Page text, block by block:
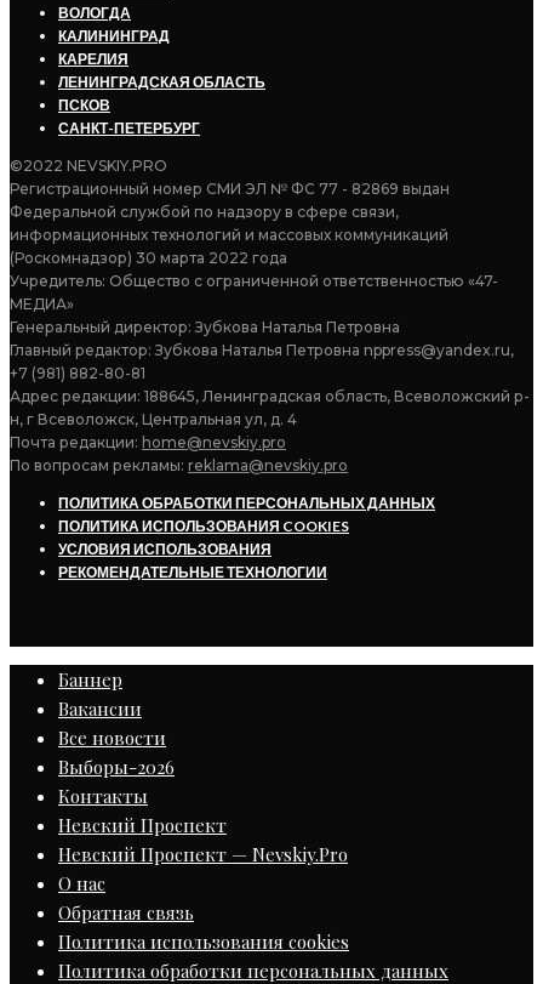
ВОЛОГДА
КАЛИНИНГРАД
КАРЕЛИЯ
ЛЕНИНГРАДСКАЯ ОБЛАСТЬ
ПСКОВ
САНКТ-ПЕТЕРБУРГ
©2022 NEVSKIY.PRO
Регистрационный номер СМИ ЭЛ № ФС 77 - 82869 выдан
Федеральной службой по надзору в сфере связи,
информационных технологий и массовых коммуникаций
(Роскомнадзор) 30 марта 2022 года
Учредитель: Общество с ограниченной ответственностью «47-
МЕДИА»
Генеральный директор: Зубкова Наталья Петровна
Главный редактор: Зубкова Наталья Петровна nppress@yandex.ru,
+7 (981) 882-80-81
Адрес редакции: 188645, Ленинградская область, Всеволожский р-
н, г Всеволожск, Центральная ул, д. 4
Почта редакции: home@nevskiy.pro
По вопросам рекламы: reklama@nevskiy.pro
ПОЛИТИКА ОБРАБОТКИ ПЕРСОНАЛЬНЫХ ДАННЫХ
ПОЛИТИКА ИСПОЛЬЗОВАНИЯ COOKIES
УСЛОВИЯ ИСПОЛЬЗОВАНИЯ
РЕКОМЕНДАТЕЛЬНЫЕ ТЕХНОЛОГИИ
Баннер
Вакансии
Все новости
Выборы-2026
Контакты
Невский Проспект
Невский Проспект — Nevskiy.Pro
О нас
Обратная связь
Политика использования cookies
Политика обработки персональных данных